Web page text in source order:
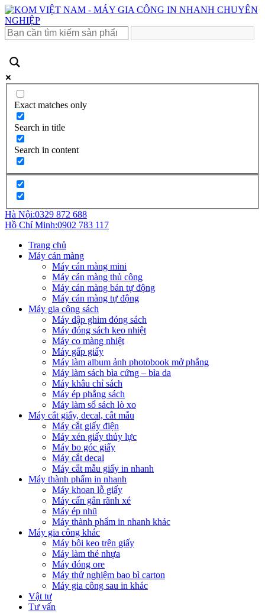
Exact matches only
Search in title
Search in content
Hà Nội:0329 872 688
Hồ Chí Minh:0902 783 117
Trang chủ
Máy cán màng
Máy cán màng mini
Máy cán màng thủ công
Máy cán màng bán tự động
Máy cán màng tự động
Máy gia công sách
Máy dập ghim đóng sách
Máy đóng sách keo nhiệt
Máy co màng nhiệt
Máy gấp giấy
Máy làm album ảnh photobook mở phẳng
Máy làm sách bìa cứng – bìa da
Máy khâu chỉ sách
Máy ép phẳng sách
Máy làm sổ sách lò xo
Máy cắt giấy, decal, cắt mẫu
Máy cắt giấy điện
Máy xén giấy thủy lực
Máy bo góc giấy
Máy cắt decal
Máy cắt mẫu giấy in nhanh
Máy thành phẩm in nhanh
Máy khoan lỗ giấy
Máy cấn gân rãnh xé
Máy ép nhũ
Máy thành phẩm in nhanh khác
Máy gia công khác
Máy bôi keo trên giấy
Máy làm thẻ nhựa
Máy đóng ore
Máy thử nghiệm bao bì carton
Máy gia công sau in khác
Vật tư
Tư vấn